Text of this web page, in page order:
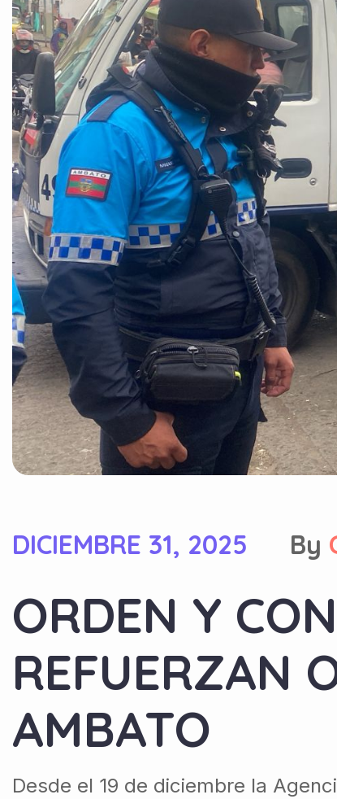
DICIEMBRE 31, 2025 By
ORDEN Y
REFUERZAN
AMBATO
Desde el 19 de diciembre la